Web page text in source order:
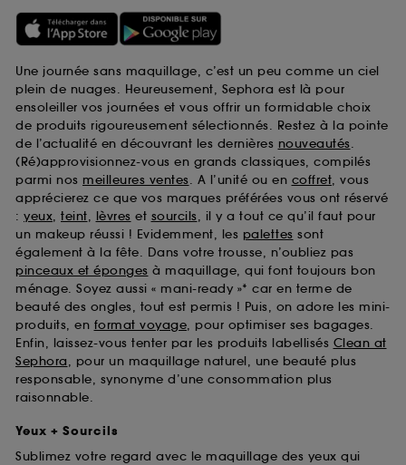
Une journée sans maquillage, c’est un peu comme un ciel
plein de nuages. Heureusement, Sephora est là pour
ensoleiller vos journées et vous offrir un formidable choix
de produits rigoureusement sélectionnés. Restez à la pointe
de l’actualité en découvrant les dernières nouveautés.
(Ré)approvisionnez-vous en grands classiques, compilés
parmi nos meilleures ventes. A l’unité ou en coffret, vous
apprécierez ce que vos marques préférées vous ont réservé
: yeux, teint, lèvres et sourcils, il y a tout ce qu’il faut pour
un makeup réussi ! Evidemment, les palettes sont
également à la fête. Dans votre trousse, n’oubliez pas
pinceaux et éponges à maquillage, qui font toujours bon
ménage. Soyez aussi « mani-ready »* car en terme de
beauté des ongles, tout est permis ! Puis, on adore les mini-
produits, en format voyage, pour optimiser ses bagages.
Enfin, laissez-vous tenter par les produits labellisés Clean at
Sephora, pour un maquillage naturel, une beauté plus
responsable, synonyme d’une consommation plus
raisonnable.
Yeux + Sourcils
Sublimez votre regard avec le maquillage des yeux qui